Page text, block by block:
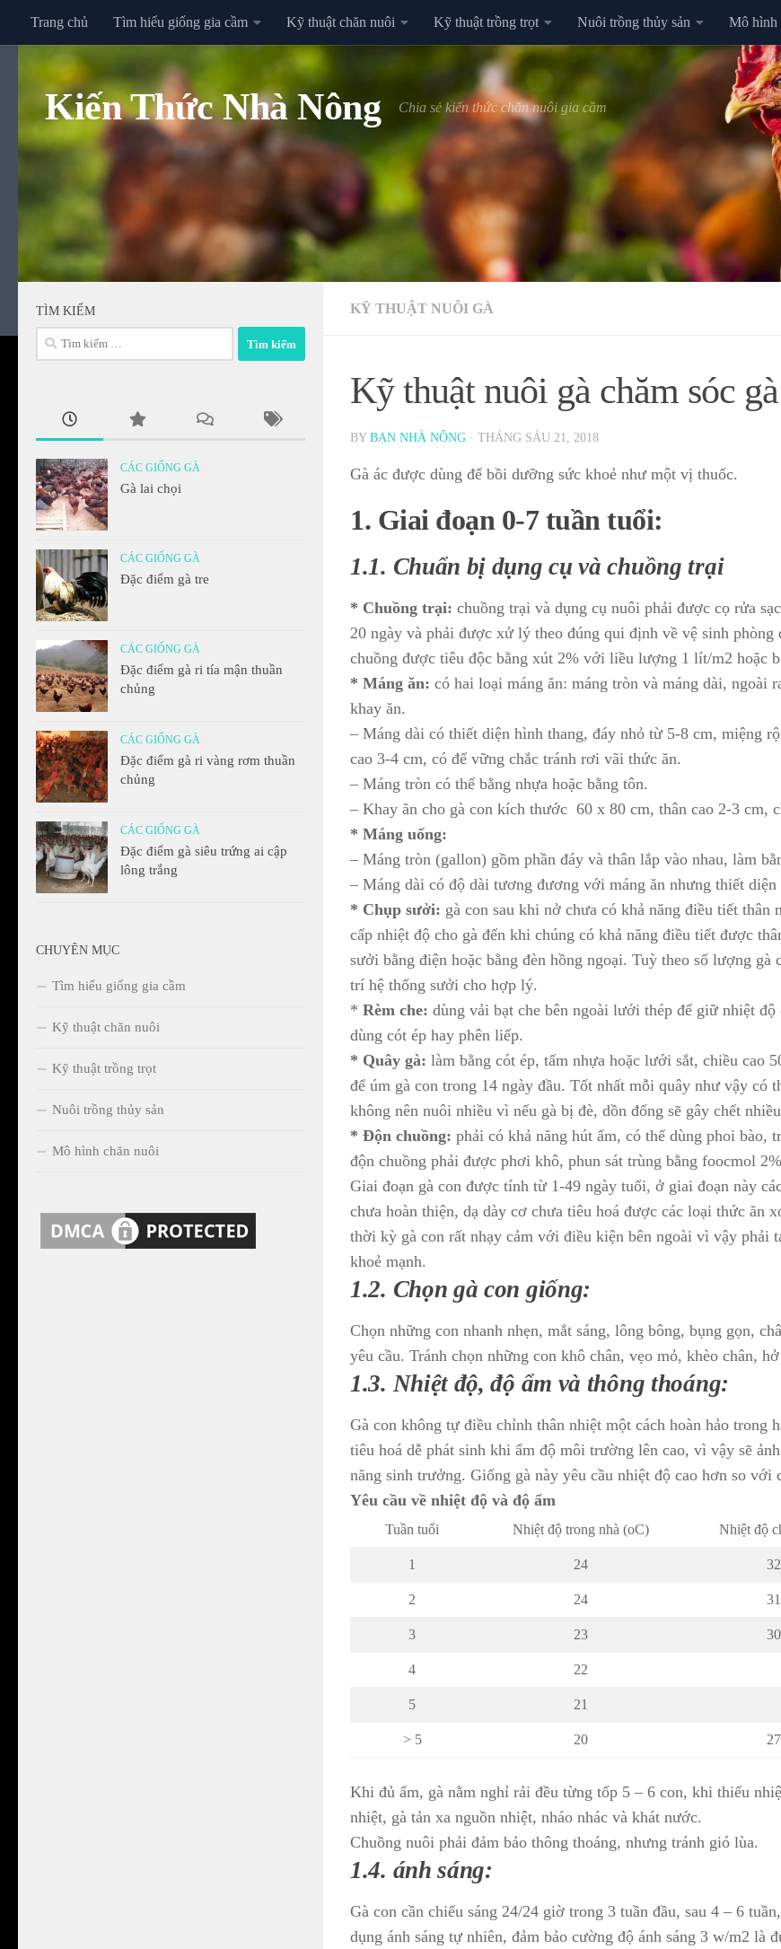
Skip to content
Trang chủ Tìm hiểu giống gia cầm Kỹ thuật chăn nuôi Kỹ thuật trồng trọt Nuôi trồng thủy sản Mô hình
Kiến Thức Nhà Nông Chia sẻ kiến thức chăn nuôi gia cầm
KỸ THUẬT NUÔI GÀ
Kỹ thuật nuôi gà chăm sóc
BY BẠN NHÀ NÔNG · THÁNG SÁU 21, 2018
Gà ác được dùng để bồi dưỡng sức khoẻ như một vị thuốc.
1. Giai đoạn 0-7 tuần tuổi:
1.1. Chuẩn bị dụng cụ và chuồng trại
* Chuồng trại: chuồng trại và dụng cụ nuôi phải được cọ rửa
20 ngày và phải được xử lý theo đúng qui định về vệ sinh
chuồng được tiêu độc bằng xút 2% với liều lượng 1 lít/m2 hoặc
* Máng ăn: có hai loại máng ăn: máng tròn và máng dài, ngoài
khay ăn.
– Máng dài có thiết diện hình thang, đáy nhỏ từ 5-8 cm, miệng
cao 3-4 cm, có đế vững chắc tránh rơi vãi thức ăn.
– Máng tròn có thể bằng nhựa hoặc bằng tôn.
– Khay ăn cho gà con kích thước 60 x 80 cm, thân cao 2-3 cm,
* Máng uống:
– Máng tròn (gallon) gồm phần đáy và thân lắp vào nhau, làm
– Máng dài có độ dài tương đương với máng ăn nhưng thiết diện
* Chụp sưởi: gà con sau khi nở chưa có khả năng điều tiết
cấp nhiệt độ cho gà đến khi chúng có khả năng điều tiết được
sưởi bằng điện hoặc bằng đèn hồng ngoại. Tuỳ theo số lượng
trí hệ thống sưởi cho hợp lý.
* Rèm che: dùng vải bạt che bên ngoài lưới thép để giữ nhiệt
dùng cót ép hay phên liếp.
* Quây gà: làm bằng cót ép, tấm nhựa hoặc lưới sắt, chiều cao
để úm gà con trong 14 ngày đầu. Tốt nhất mỗi quây như vậy có
không nên nuôi nhiều vì nếu gà bị đè, dồn đống sẽ gây chết
* Độn chuồng: phải có khả năng hút ẩm, có thể dùng phoi bào,
độn chuồng phải được phơi khô, phun sát trùng bằng foocmol
Giai đoạn gà con được tính từ 1-49 ngày tuổi, ở giai đoạn này
chưa hoàn thiện, dạ dày cơ chưa tiêu hoá được các loại thức ăn
thời kỳ gà con rất nhạy cảm với điều kiện bên ngoài vì vậy phải
khoẻ mạnh.
1.2. Chọn gà con giống:
Chọn những con nhanh nhẹn, mắt sáng, lông bông, bụng gọn,
yêu cầu. Tránh chọn những con khô chân, vẹo mỏ, khèo chân,
1.3. Nhiệt độ, độ ẩm và thông thoáng:
Gà con không tự điều chỉnh thân nhiệt một cách hoàn hảo trong
tiêu hoá dễ phát sinh khi ẩm độ môi trường lên cao, vì vậy sẽ
năng sinh trưởng. Giống gà này yêu cầu nhiệt độ cao hơn so với
Yêu cầu về nhiệt độ và độ ẩm
Tuần tuổi Nhiệt độ trong nhà (oC) Nhiệt độ
1 24
2 24
3 23
4 22
5 21
> 5 20
Khi đủ ấm, gà nằm nghỉ rải đều từng tốp 5 – 6 con, khi thiếu
nhiệt, gà tản xa nguồn nhiệt, nháo nhác và khát nước.
Chuồng nuôi phải đảm bảo thông thoáng, nhưng tránh gió lùa.
1.4. ánh sáng:
Gà con cần chiếu sáng 24/24 giờ trong 3 tuần đầu, sau 4 – 6
dụng ánh sáng tự nhiên, đảm bảo cường độ ánh sáng 3 w/m2 là
TÌM KIẾM
Tìm
kiếm
CÁC GIỐNG GÀ
Gà lai chọi
CÁC GIỐNG GÀ
Đặc điểm gà tre
CÁC GIỐNG GÀ
Đặc điểm gà ri tía mận thuần
chủng
CÁC GIỐNG GÀ
Đặc điểm gà ri vàng rơm thuần
chủng
CÁC GIỐNG GÀ
Đặc điểm gà siêu trứng ai cập
lông trắng
CHUYÊN MỤC
Tìm hiểu giống gia cầm
Kỹ thuật chăn nuôi
Kỹ thuật trồng trọt
Nuôi trồng thủy sản
Mô hình chăn nuôi